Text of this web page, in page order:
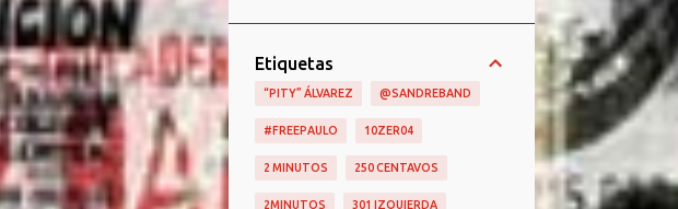
Etiquetas
“PITY” ÁLVAREZ @SANDREBAND
#FREEPAULO 10ZER04
2 MINUTOS 250 CENTAVOS
2MINUTOS 301 IZQUIERDA